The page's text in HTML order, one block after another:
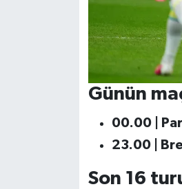
Günün
00.00 |
23.00 |
Son 16